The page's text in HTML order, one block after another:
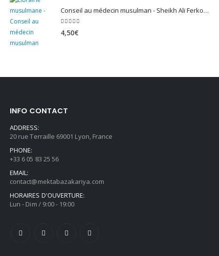
Conseil au médecin musulman - Sheikh Ali Ferkous
5.00sur 5
4,50€
INFO CONTACT
ADDRESS:
20 rue Terraille 69001 Lyon, France
PHONE:
+33 6 05 83 25 56
EMAIL:
contact@mektabazakariya.com
HORAIRES D'OUVERTURE:
Lun - Dim / 9:00 - 19:00